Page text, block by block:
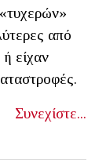
από
είχαν
Συνεχίστε...